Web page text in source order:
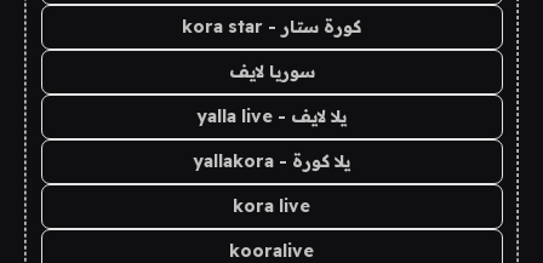
كورة ستار - kora star
سوريا لايف
يلا لايف - yalla live
يلا كورة - yallakora
kora live
kooralive